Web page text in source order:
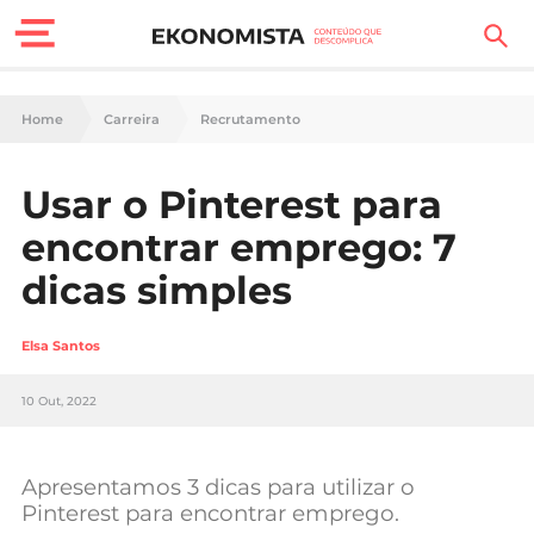
Finanças Pessoais
Carreira
Casa
Lifestyle
Sociedade
Negócios
Home Carreira Recrutamento
Usar o Pinterest para
encontrar emprego: 7
dicas simples
Elsa Santos
10 Out, 2022
Apresentamos 3 dicas para utilizar o
Pinterest para encontrar emprego.